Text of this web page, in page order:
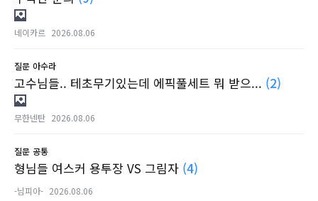
네이카르 2026.08.06
질문 아수라
고수님들.. 테초무기있는데 에픽풀세트 뭐 받으... (2)
무한넨탄 2026.08.06
질문 공통
형님들 여스커 용투장 VS 그림자 (4)
-님피아- 2026.08.06